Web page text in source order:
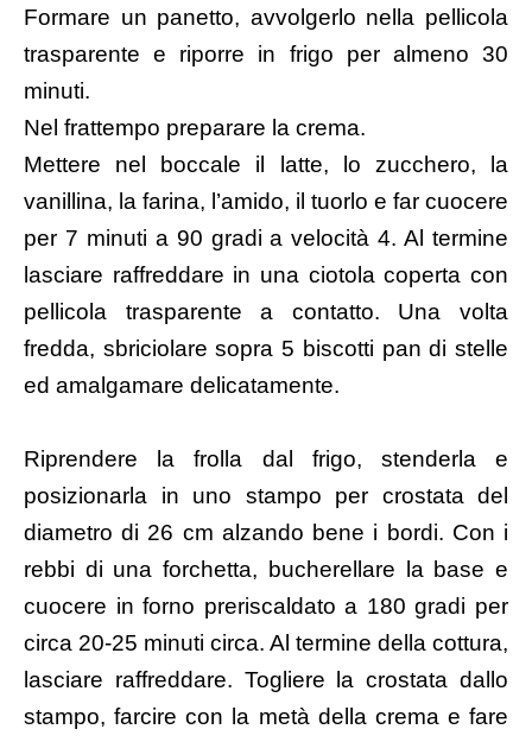
Formare un panetto, avvolgerlo nella pellicola
trasparente e riporre in frigo per almeno 30
minuti.
Nel frattempo preparare la crema.
Mettere nel boccale il latte, lo zucchero, la
vanillina, la farina, l’amido, il tuorlo e far cuocere
per 7 minuti a 90 gradi a velocità 4. Al termine
lasciare raffreddare in una ciotola coperta con
pellicola trasparente a contatto. Una volta
fredda, sbriciolare sopra 5 biscotti pan di stelle
ed amalgamare delicatamente.
Riprendere la frolla dal frigo, stenderla e
posizionarla in uno stampo per crostata del
diametro di 26 cm alzando bene i bordi. Con i
rebbi di una forchetta, bucherellare la base e
cuocere in forno preriscaldato a 180 gradi per
circa 20-25 minuti circa. Al termine della cottura,
lasciare raffreddare. Togliere la crostata dallo
stampo, farcire con la metà della crema e fare